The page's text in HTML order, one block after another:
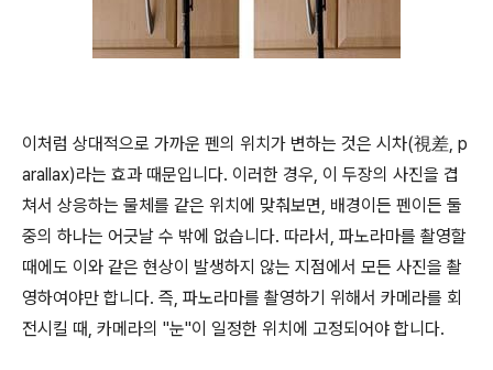
이처럼 상대적으로 가까운 펜의 위치가 변하는 것은 시차(視差, p
arallax)라는 효과 때문입니다. 이러한 경우, 이 두장의 사진을 겹
쳐서 상응하는 물체를 같은 위치에 맞춰보면, 배경이든 펜이든 둘
중의 하나는 어긋날 수 밖에 없습니다. 따라서, 파노라마를 촬영할
때에도 이와 같은 현상이 발생하지 않는 지점에서 모든 사진을 촬
영하여야만 합니다. 즉, 파노라마를 촬영하기 위해서 카메라를 회
전시킬 때, 카메라의 "눈"이 일정한 위치에 고정되어야 합니다.